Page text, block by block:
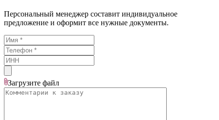
Персональный менеджер составит индивидуальное
предложение и оформит все нужные документы.
Загрузите файл